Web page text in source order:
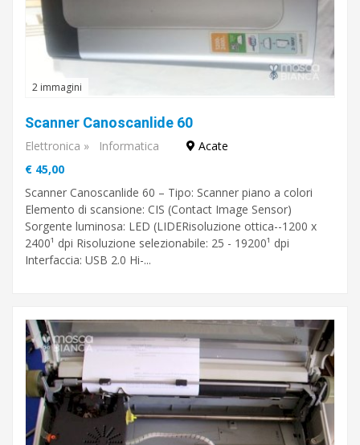
Cerca
2 immagini
Scanner Canoscanlide 60
Elettronica » Informatica
Acate
€ 45,00
Scanner Canoscanlide 60 – Tipo: Scanner piano a colori
Elemento di scansione: CIS (Contact Image Sensor)
Sorgente luminosa: LED (LIDERisoluzione ottica--1200 x
2400¹ dpi Risoluzione selezionabile: 25 - 19200¹ dpi
Interfaccia: USB 2.0 Hi-...